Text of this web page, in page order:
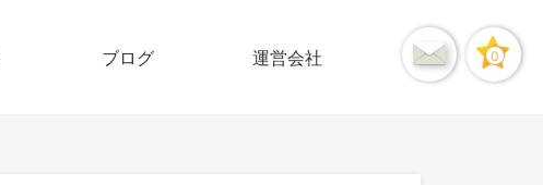
ブログ 運営会社 0